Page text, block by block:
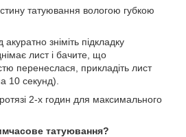
татуювання вологою губкою
зніміть підкладку
лист і бачите, що
перенеслася, прикладіть лист
10 секунд).
2-х годин для максимального
татуювання?